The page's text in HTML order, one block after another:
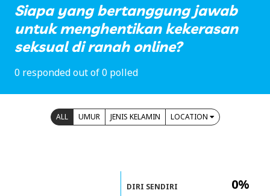
Siapa yang bertanggung jawab
untuk menghentikan kekerasan
seksual di ranah online?
0 responded out of 0 polled
ALL UMUR JENIS KELAMIN LOCATION
0%
DIRI SENDIRI